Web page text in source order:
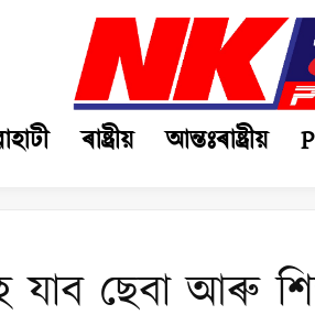
ৰাষ্ট্ৰীয় আন্তঃৰাষ্ট্ৰীয়
যাব ছেবা আৰু